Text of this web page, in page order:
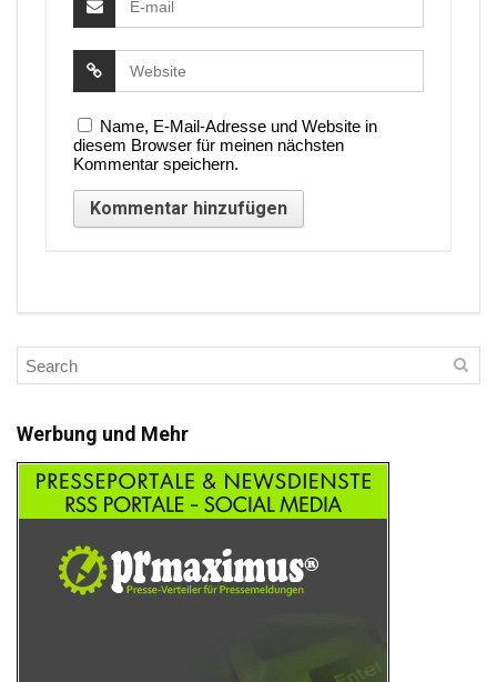
Name, E-Mail-Adresse und Website in
diesem Browser für meinen nächsten
Kommentar speichern.
Werbung und Mehr